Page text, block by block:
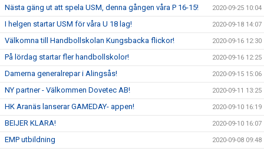
Nästa gäng ut att spela USM, denna gången våra P 16-15! 2020-09-25 10:04
I helgen startar USM för våra U 18 lag! 2020-09-18 14:07
Välkomna till Handbollskolan Kungsbacka flickor! 2020-09-16 12:30
På lördag startar fler handbollskolor! 2020-09-16 12:25
Damerna generalrepar i Alingsås! 2020-09-15 15:06
NY partner - Välkommen Dovetec AB! 2020-09-11 13:25
HK Aranäs lanserar GAMEDAY- appen! 2020-09-10 16:19
BEIJER KLARA! 2020-09-10 16:07
EMP utbildning 2020-09-08 09:48